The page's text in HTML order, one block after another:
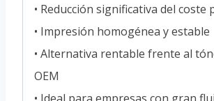
• Reducción significativa del coste
• Impresión homogénea y estable
• Alternativa rentable frente al
OEM